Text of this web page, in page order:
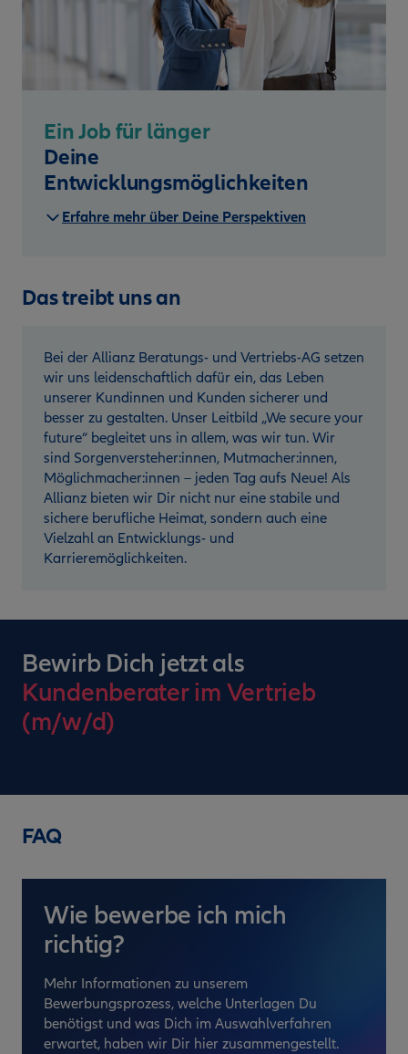
Ein Job für länger
Deine
Entwicklungsmöglichkeiten
Erfahre mehr über Deine Perspektiven
Das treibt uns an
Bei der Allianz Beratungs- und Vertriebs-AG setzen
wir uns leidenschaftlich dafür ein, das Leben
unserer Kundinnen und Kunden sicherer und
besser zu gestalten. Unser Leitbild „We secure your
future“ begleitet uns in allem, was wir tun. Wir
sind Sorgenversteher:innen, Mutmacher:innen,
Möglichmacher:innen – jeden Tag aufs Neue! Als
Allianz bieten wir Dir nicht nur eine stabile und
sichere berufliche Heimat, sondern auch eine
Vielzahl an Entwicklungs- und
Karrieremöglichkeiten.
Bewirb Dich jetzt als
Kundenberater im Vertrieb
(m/w/d)
FAQ
Wie bewerbe ich mich
richtig?
Mehr Informationen zu unserem
Bewerbungsprozess, welche Unterlagen Du
benötigst und was Dich im Auswahlverfahren
erwartet, haben wir Dir hier zusammengestellt.